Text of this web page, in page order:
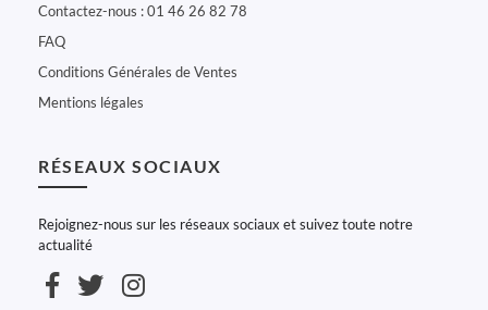
Contactez-nous : 01 46 26 82 78
FAQ
Conditions Générales de Ventes
Mentions légales
RÉSEAUX SOCIAUX
Rejoignez-nous sur les réseaux sociaux et suivez toute notre
actualité